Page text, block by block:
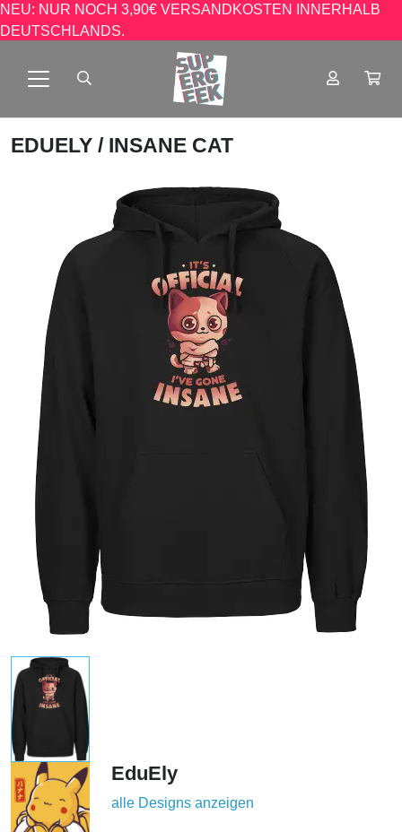
NEU: NUR NOCH 3,90€ VERSANDKOSTEN INNERHALB
DEUTSCHLANDS.
EDUELY / INSANE CAT
EduEly
alle Designs anzeigen